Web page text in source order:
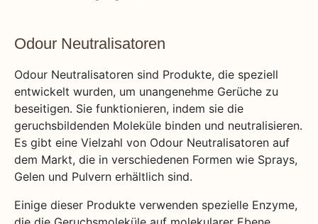
Odour Neutralisatoren
Odour Neutralisatoren sind Produkte, die speziell
entwickelt wurden, um unangenehme Gerüche zu
beseitigen. Sie funktionieren, indem sie die
geruchsbildenden Moleküle binden und neutralisieren.
Es gibt eine Vielzahl von Odour Neutralisatoren auf
dem Markt, die in verschiedenen Formen wie Sprays,
Gelen und Pulvern erhältlich sind.
Einige dieser Produkte verwenden spezielle Enzyme,